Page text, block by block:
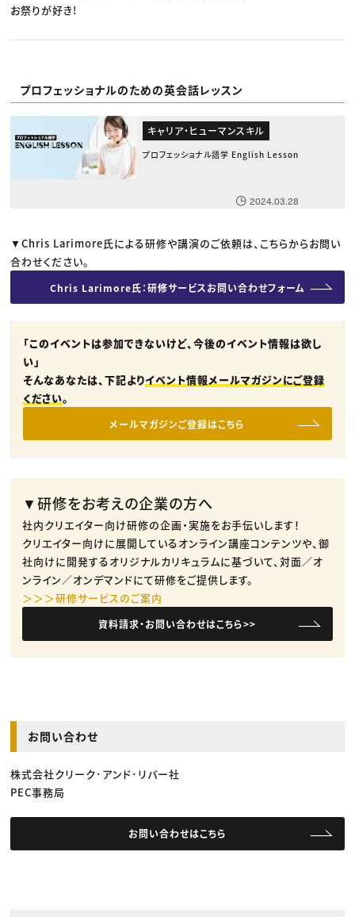
お祭りが好き!
プロフェッショナルのための英会話レッスン
キャリア・ヒューマンスキル
プロフェッショナル語学 English Lesson
2024.03.28
▼Chris Larimore氏による研修や講演のご依頼は、こちらからお問い
合わせください。
Chris Larimore氏：研修サービスお問い合わせフォーム
「このイベントは参加できないけど、今後のイベント情報は欲し
い」
そんなあなたは、下記よりイベント情報メールマガジンにご登録
ください。
メールマガジンご登録はこちら
▼研修をお考えの企業の方へ
社内クリエイター向け研修の企画・実施をお手伝いします！
クリエイター向けに展開しているオンライン講座コンテンツや、御
社向けに開発するオリジナルカリキュラムに基づいて、対面／オ
ンライン／オンデマンドにて研修をご提供します。
＞＞＞研修サービスのご案内
資料請求・お問い合わせはこちら>>
お問い合わせ
株式会社クリーク･アンド･リバー社
PEC事務局
お問い合わせはこちら